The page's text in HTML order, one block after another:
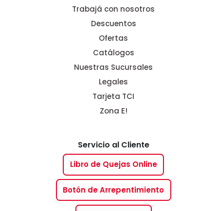
Trabajá con nosotros
Descuentos
Ofertas
Catálogos
Nuestras Sucursales
Legales
Tarjeta TCI
Zona E!
Servicio al Cliente
Libro de Quejas Online
Botón de Arrepentimiento